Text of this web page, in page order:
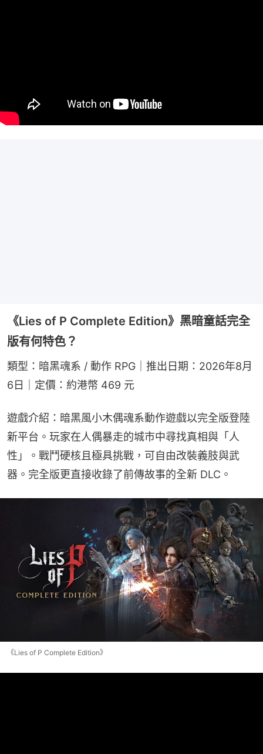
《Lies of P Complete Edition》黑暗童話完全
版有何特色？
類型：暗黑魂系 / 動作 RPG｜推出日期：2026年8月
6日｜定價：約港幣 469 元
遊戲介紹：暗黑風小木偶魂系動作遊戲以完全版登陸
新平台。玩家在人偶暴走的城市中尋找真相與「人
性」。戰鬥硬核且極具挑戰，可自由改裝義肢與武
器。完全版更直接收錄了前傳故事的全新 DLC。
《Lies of P Complete Edition》